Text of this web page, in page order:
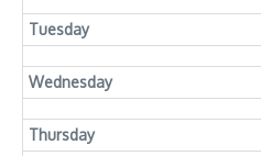
Tuesday
Wednesday
Thursday